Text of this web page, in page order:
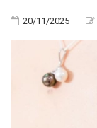
20/11/2025